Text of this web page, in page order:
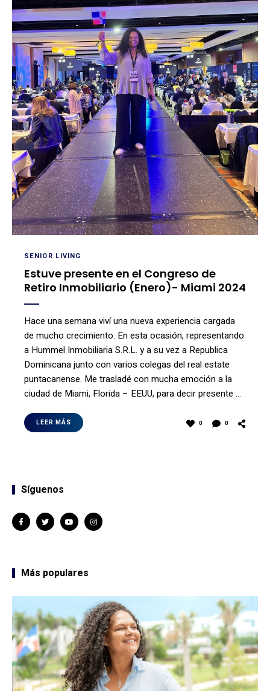
SENIOR LIVING
Estuve presente en el Congreso de
Retiro Inmobiliario (Enero)- Miami 2024
Hace una semana viví una nueva experiencia cargada
de mucho crecimiento. En esta ocasión, representando
a Hummel Inmobiliaria S.R.L. y a su vez a Republica
Dominicana junto con varios colegas del real estate
puntacanense. Me trasladé con mucha emoción a la
ciudad de Miami, Florida – EEUU, para decir presente …
LEER MÁS 0 0
Síguenos
Más populares